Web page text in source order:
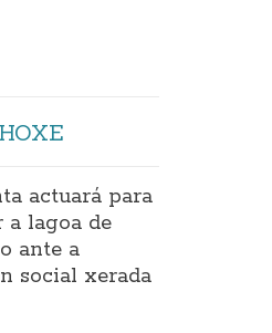
actuará para
a lagoa de
ante a
social xerada